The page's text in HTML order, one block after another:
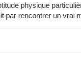
physique
par rencontrer un vrai